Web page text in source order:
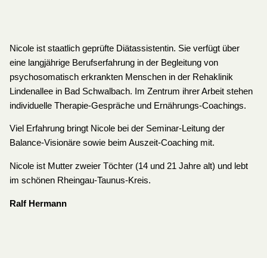
Nicole ist staatlich geprüfte Diätassistentin. Sie verfügt über
eine langjährige Berufserfahrung in der Begleitung von
psychosomatisch erkrankten Menschen in der Rehaklinik
Lindenallee in Bad Schwalbach. Im Zentrum ihrer Arbeit stehen
individuelle Therapie-Gespräche und Ernährungs-Coachings.
Viel Erfahrung bringt Nicole bei der Seminar-Leitung der
Balance-Visionäre sowie beim Auszeit-Coaching mit.
Nicole ist Mutter zweier Töchter (14 und 21 Jahre alt) und lebt
im schönen Rheingau-Taunus-Kreis.
Ralf Hermann